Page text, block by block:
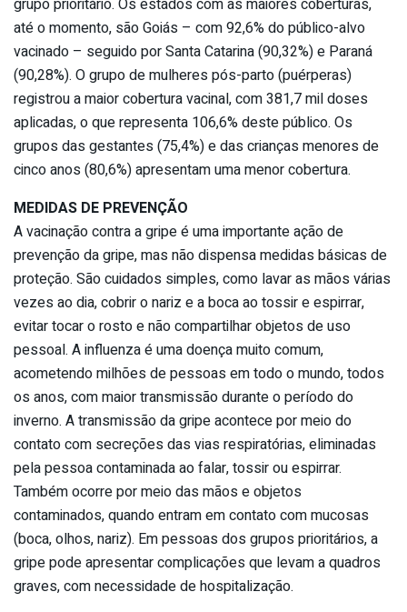
até o momento, são Goiás – com 92,6% do público-alvo
vacinado – seguido por Santa Catarina (90,32%) e Paraná
(90,28%). O grupo de mulheres pós-parto (puérperas)
registrou a maior cobertura vacinal, com 381,7 mil doses
aplicadas, o que representa 106,6% deste público. Os
grupos das gestantes (75,4%) e das crianças menores de
cinco anos (80,6%) apresentam uma menor cobertura.
MEDIDAS DE PREVENÇÃO
A vacinação contra a gripe é uma importante ação de
prevenção da gripe, mas não dispensa medidas básicas de
proteção. São cuidados simples, como lavar as mãos várias
vezes ao dia, cobrir o nariz e a boca ao tossir e espirrar,
evitar tocar o rosto e não compartilhar objetos de uso
pessoal. A influenza é uma doença muito comum,
acometendo milhões de pessoas em todo o mundo, todos
os anos, com maior transmissão durante o período do
inverno. A transmissão da gripe acontece por meio do
contato com secreções das vias respiratórias, eliminadas
pela pessoa contaminada ao falar, tossir ou espirrar.
Também ocorre por meio das mãos e objetos
contaminados, quando entram em contato com mucosas
(boca, olhos, nariz). Em pessoas dos grupos prioritários, a
gripe pode apresentar complicações que levam a quadros
graves, com necessidade de hospitalização.